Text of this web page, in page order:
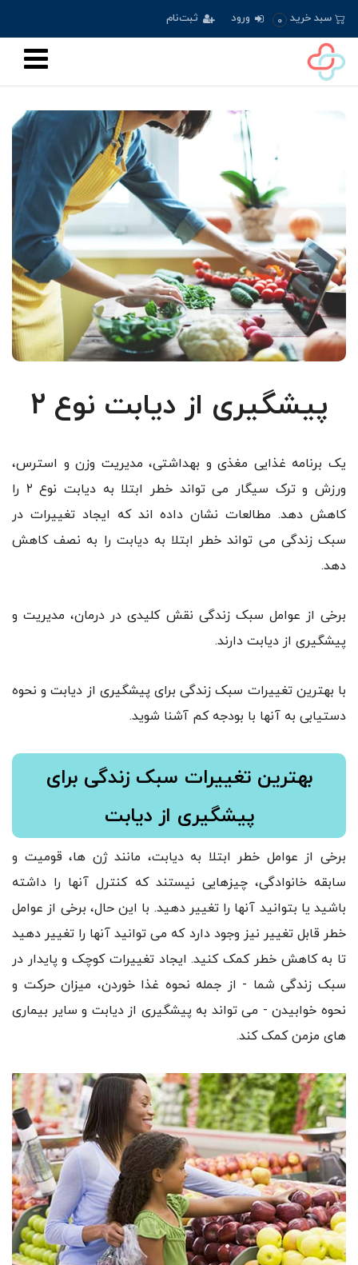
سبد خرید 0 ورود ثبت‌نام
پیشگیری از دیابت نوع 2
یک برنامه غذایی مغذی و بهداشتی، مدیریت وزن و استرس،
ورزش و ترک سیگار می تواند خطر ابتلا به دیابت نوع ۲ را
کاهش دهد. مطالعات نشان داده اند که ایجاد تغییرات در
سبک زندگی می تواند خطر ابتلا به دیابت را به نصف کاهش
دهد.
برخی از عوامل سبک زندگی نقش کلیدی در درمان، مدیریت و
پیشگیری از دیابت دارند.
با بهترین تغییرات سبک زندگی برای پیشگیری از دیابت و نحوه
دستیابی به آنها با بودجه کم آشنا شوید.
بهترین تغییرات سبک زندگی برای
پیشگیری از دیابت
برخی از عوامل خطر ابتلا به دیابت، مانند ژن ها، قومیت و
سابقه خانوادگی، چیزهایی نیستند که کنترل آنها را داشته
باشید یا بتوانید آنها را تغییر دهید. با این حال، برخی از عوامل
خطر قابل تغییر نیز وجود دارد که می توانید آنها را تغییر دهید
تا به کاهش خطر کمک کنید. ایجاد تغییرات کوچک و پایدار در
سبک زندگی شما - از جمله نحوه غذا خوردن، میزان حرکت و
نحوه خوابیدن - می تواند به پیشگیری از دیابت و سایر بیماری
های مزمن کمک کند.